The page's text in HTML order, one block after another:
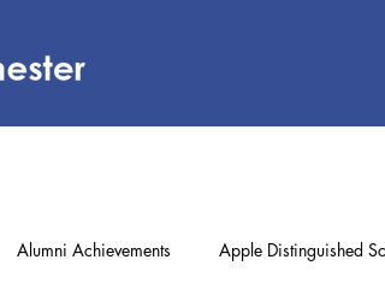
Alumni Achievements Apple Distinguished